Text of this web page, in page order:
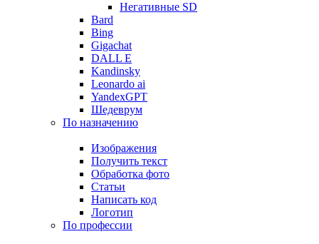
Негативные SD
Bard
Bing
Gigachat
DALL E
Kandinsky
Leonardo ai
YandexGPT
Шедеврум
По назначению
Изображения
Получить текст
Обработка фото
Статьи
Написать код
Логотип
По профессии